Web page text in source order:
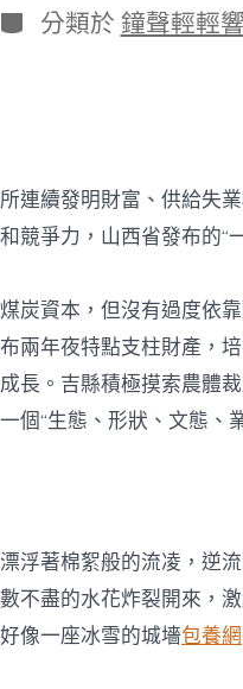
分
類
分類於 鐘聲輕輕響
連續發明財富、供給失
競爭力，山西省發布的“
炭資本，但沒有過度依
兩年夜特點支柱財產，
長。吉縣積極摸索農體
個“生態、形狀、文態、
浮著棉絮般的流凌，逆
不盡的水花炸裂開來，
像一座冰雪的城墻包養網